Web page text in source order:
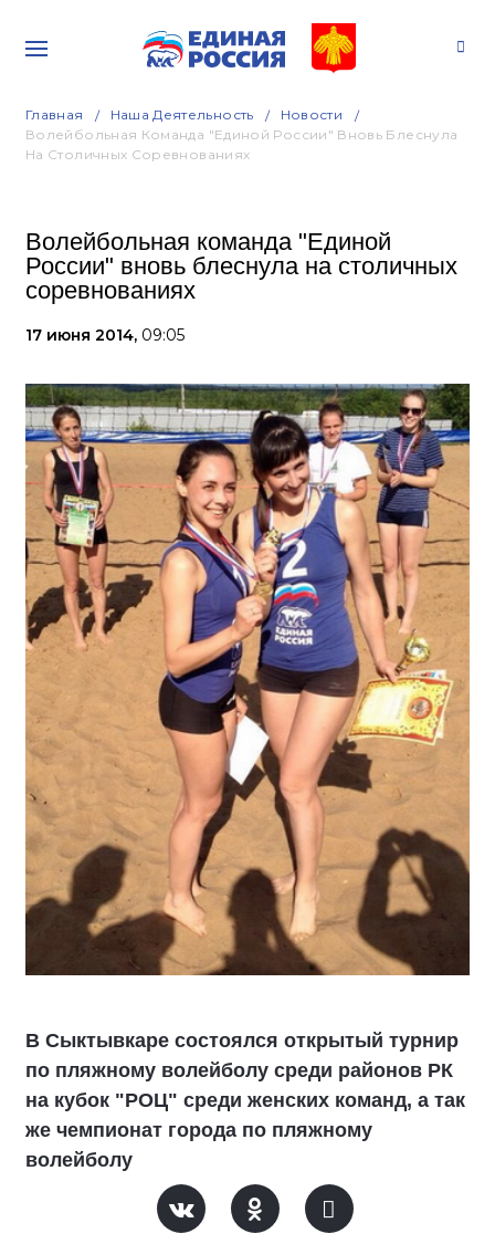
Главная Наша Деятельность
Новости
Волейбольная Команда "Единой России" Вновь Блеснула
На Столичных Соревнованиях
Волейбольная команда "Единой
России" вновь блеснула на столичных
соревнованиях
17 июня 2014, 09:05
В Сыктывкаре состоялся открытый турнир
по пляжному волейболу среди районов РК
на кубок "РОЦ" среди женских команд, а так
же чемпионат города по пляжному
волейболу